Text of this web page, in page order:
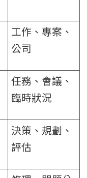
工作、專案、
公司
任務、會議、
臨時狀況
決策、規劃、
評估